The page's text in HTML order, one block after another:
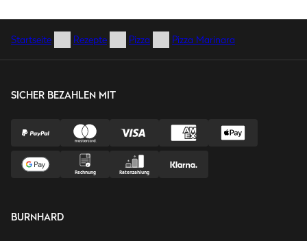
Startseite Rezepte Pizza Pizza Marinara
SICHER BEZAHLEN MIT
BURNHARD